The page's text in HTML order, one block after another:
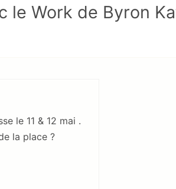
le Work de Byron
le 11 & 12 mai .
la place ?